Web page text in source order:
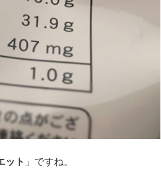
ット 」ですね。